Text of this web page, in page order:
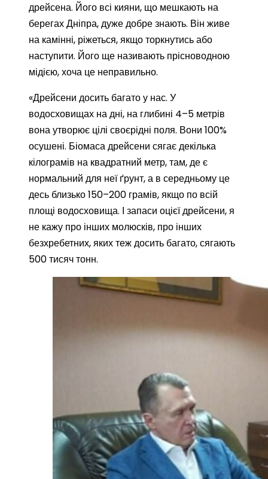
дрейсена. Його всі кияни, що мешкають на
берегах Дніпра, дуже добре знають. Він живе
на камінні, ріжеться, якщо торкнутись або
наступити. Його ще називають прісноводною
мідією, хоча це неправильно.
«Дрейсени досить багато у нас. У
водосховищах на дні, на глибині 4–5 метрів
вона утворює цілі своєрідні поля. Вони 100%
осушені. Біомаса дрейсени сягає декілька
кілограмів на квадратний метр, там, де є
нормальний для неї ґрунт, а в середньому це
десь близько 150–200 грамів, якщо по всій
площі водосховища. І запаси оцієї дрейсени, я
не кажу про інших молюсків, про інших
безхребетних, яких теж досить багато, сягають
500 тисяч тонн.